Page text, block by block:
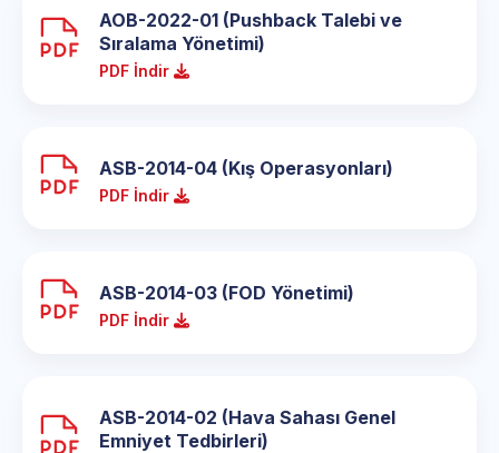
AOB-2022-01 (Pushback Talebi ve
Sıralama Yönetimi)
PDF İndir
ASB-2014-04 (Kış Operasyonları)
PDF İndir
ASB-2014-03 (FOD Yönetimi)
PDF İndir
ASB-2014-02 (Hava Sahası Genel
Emniyet Tedbirleri)